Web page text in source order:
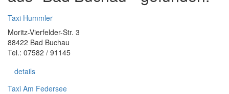
Taxi Hummler
Moritz-Vierfelder-Str. 3
88422 Bad Buchau
Tel.: 07582 / 91145
details
Taxi Am Federsee